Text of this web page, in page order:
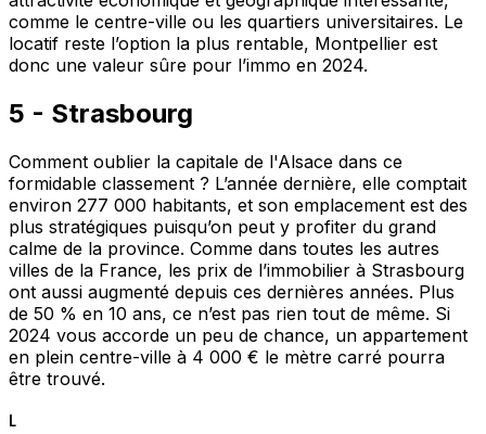
comme le centre-ville ou les quartiers universitaires. Le
locatif reste l’option la plus rentable, Montpellier est
donc une valeur sûre pour l’immo en 2024.
5 - Strasbourg
Comment oublier la capitale de l'Alsace dans ce
formidable classement ? L’année dernière, elle comptait
environ 277 000 habitants, et son emplacement est des
plus stratégiques puisqu’on peut y profiter du grand
calme de la province. Comme dans toutes les autres
villes de la France, les prix de l’immobilier à Strasbourg
ont aussi augmenté depuis ces dernières années. Plus
de 50 % en 10 ans, ce n’est pas rien tout de même. Si
2024 vous accorde un peu de chance, un appartement
en plein centre-ville à 4 000 € le mètre carré pourra
être trouvé.
L